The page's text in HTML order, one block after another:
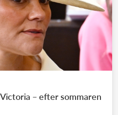
– efter sommaren